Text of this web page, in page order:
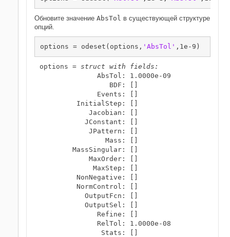
Обновите значение AbsTol в существующей структуре
опций.
options = odeset(options, 'AbsTol' ,1e-9)
options = struct with fields:
              AbsTol: 1.0000e-09
                 BDF: []
              Events: []
         InitialStep: []
            Jacobian: []
           JConstant: []
            JPattern: []
                Mass: []
        MassSingular: []
            MaxOrder: []
             MaxStep: []
         NonNegative: []
         NormControl: []
           OutputFcn: []
           OutputSel: []
              Refine: []
              RelTol: 1.0000e-08
               Stats: []